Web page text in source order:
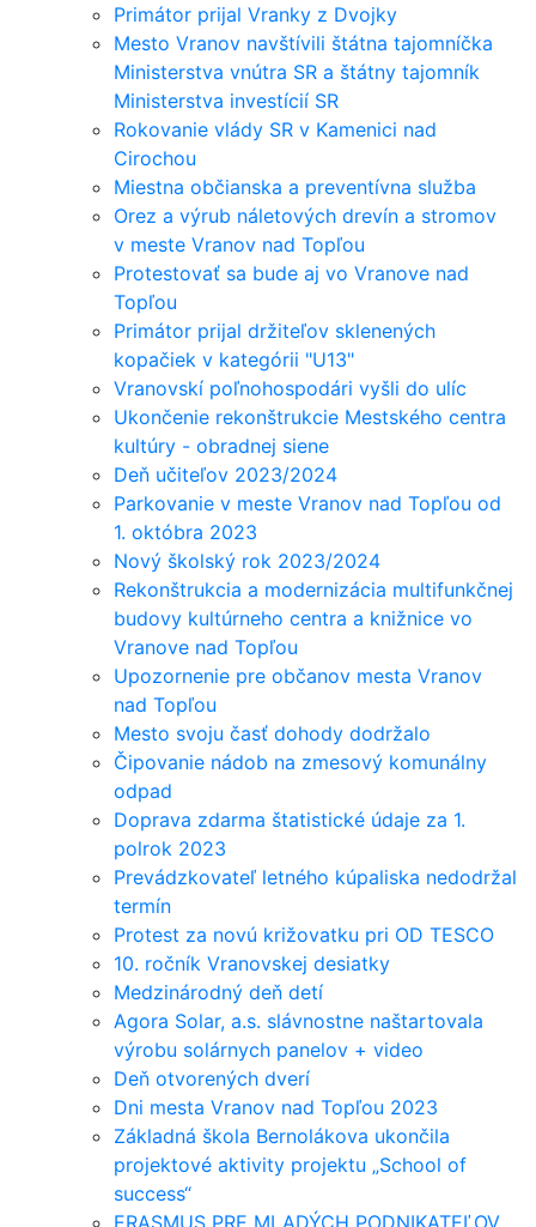
Primátor prijal Vranky z Dvojky
Mesto Vranov navštívili štátna tajomníčka
Ministerstva vnútra SR a štátny tajomník
Ministerstva investícií SR
Rokovanie vlády SR v Kamenici nad
Cirochou
Miestna občianska a preventívna služba
Orez a výrub náletových drevín a stromov
v meste Vranov nad Topľou
Protestovať sa bude aj vo Vranove nad
Topľou
Primátor prijal držiteľov sklenených
kopačiek v kategórii "U13"
Vranovskí poľnohospodári vyšli do ulíc
Ukončenie rekonštrukcie Mestského centra
kultúry - obradnej siene
Deň učiteľov 2023/2024
Parkovanie v meste Vranov nad Topľou od
1. októbra 2023
Nový školský rok 2023/2024
Rekonštrukcia a modernizácia multifunkčnej
budovy kultúrneho centra a knižnice vo
Vranove nad Topľou
Upozornenie pre občanov mesta Vranov
nad Topľou
Mesto svoju časť dohody dodržalo
Čipovanie nádob na zmesový komunálny
odpad
Doprava zdarma štatistické údaje za 1.
polrok 2023
Prevádzkovateľ letného kúpaliska nedodržal
termín
Protest za novú križovatku pri OD TESCO
10. ročník Vranovskej desiatky
Medzinárodný deň detí
Agora Solar, a.s. slávnostne naštartovala
výrobu solárnych panelov + video
Deň otvorených dverí
Dni mesta Vranov nad Topľou 2023
Základná škola Bernolákova ukončila
projektové aktivity projektu „School of
success“
ERASMUS PRE MLADÝCH PODNIKATEĽOV